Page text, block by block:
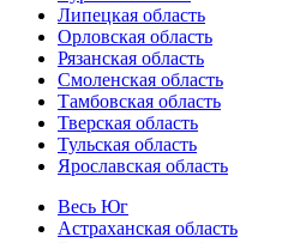
Липецкая область
Орловская область
Рязанская область
Смоленская область
Тамбовская область
Тверская область
Тульская область
Ярославская область
Весь Юг
Астраханская область